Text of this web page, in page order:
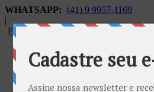
WHATSAPP:
(41) 9 9957-1169
|
FALECONOSCO@GNOSE.ORG.BR